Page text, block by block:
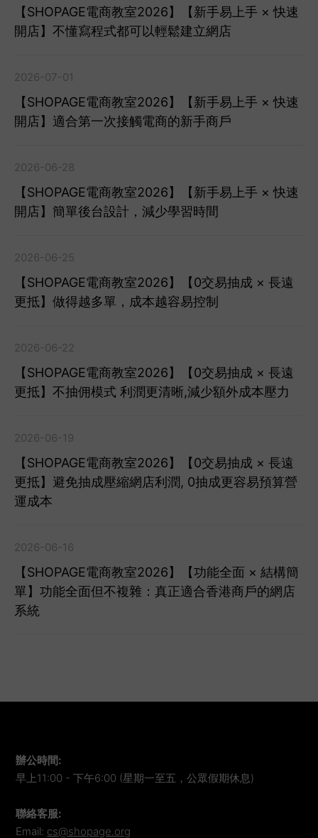
【SHOPAGE電商教室2026】【新手易上手 × 快速
開店】不懂寫程式都可以輕鬆建立網店
2026-07-01
【SHOPAGE電商教室2026】【新手易上手 × 快速
開店】適合第一次接觸電商的新手商戶
2026-06-28
【SHOPAGE電商教室2026】【新手易上手 × 快速
開店】簡單後台設計，減少學習時間
2026-06-25
【SHOPAGE電商教室2026】【0交易抽成 × 長遠
更抵】做得越多單，成本越容易控制
2026-06-22
【SHOPAGE電商教室2026】【0交易抽成 × 長遠
更抵】不抽佣模式 利潤更清晰,減少額外成本壓力
2026-06-19
【SHOPAGE電商教室2026】【0交易抽成 × 長遠
更抵】避免抽成壓縮網店利潤, 0抽成更容易預算營
運成本
2026-06-16
【SHOPAGE電商教室2026】【功能全面 × 結構簡
單】功能全面但不複雜：真正適合香港商戶的網店
系統
辦公時間:
早上11:00 - 下午6:00 (星期一至五，公眾假期休息)
聯絡客服:
Email: cs@shopage.org